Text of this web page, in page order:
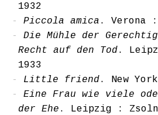
1932
Piccola amica . Verona :
Die Mühle der
Recht auf den Tod.
1933
Little friend. New
Eine Frau wie viele
der Ehe . Leipzig :